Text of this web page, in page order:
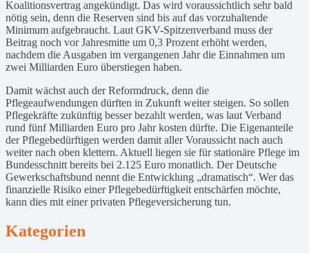
Koalitionsvertrag angekündigt. Das wird voraussichtlich sehr bald
nötig sein, denn die Reserven sind bis auf das vorzuhaltende
Minimum aufgebraucht. Laut GKV-Spitzenverband muss der
Beitrag noch vor Jahresmitte um 0,3 Prozent erhöht werden,
nachdem die Ausgaben im vergangenen Jahr die Einnahmen um
zwei Milliarden Euro überstiegen haben.
Damit wächst auch der Reformdruck, denn die
Pflegeaufwendungen dürften in Zukunft weiter steigen. So sollen
Pflegekräfte zukünftig besser bezahlt werden, was laut Verband
rund fünf Milliarden Euro pro Jahr kosten dürfte. Die Eigenanteile
der Pflegebedürftigen werden damit aller Voraussicht nach auch
weiter nach oben klettern. Aktuell liegen sie für stationäre Pflege im
Bundesschnitt bereits bei 2.125 Euro monatlich. Der Deutsche
Gewerkschaftsbund nennt die Entwicklung „dramatisch“. Wer das
finanzielle Risiko einer Pflegebedürftigkeit entschärfen möchte,
kann dies mit einer privaten Pflegeversicherung tun.
Kategorien